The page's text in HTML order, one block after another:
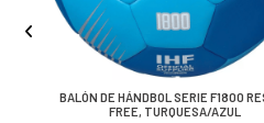
BALÓN DE HÁNDBOL SERIE F1800
FREE, TURQUESA/AZUL